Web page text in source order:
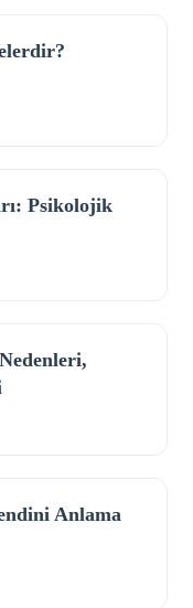
Psikolojik
Anlama